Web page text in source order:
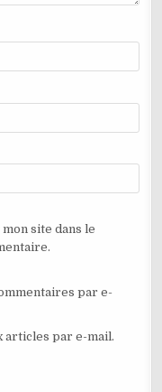
site dans le
par e-
articles par e-mail.